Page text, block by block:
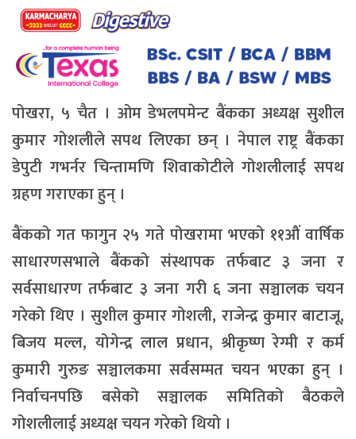
पोखरा, ५ चैत । ओम डेभलपमेन्ट बैंकका अध्यक्ष सुशील
कुमार गोशलीले सपथ लिएका छन् । नेपाल राष्ट्र बैंकका
डेपुटी गभर्नर चिन्तामणि शिवाकोटीले गोशलीलाई सपथ
ग्रहण गराएका हुन् ।
बैंकको गत फागुन २५ गते पोखरामा भएको ११औं वार्षिक
साधारणसभाले बैंकको संस्थापक तर्फबाट ३ जना र
सर्वसाधारण तर्फबाट ३ जना गरी ६ जना सञ्चालक चयन
गरेको थिए । सुशील कुमार गोशली, राजेन्द्र कुमार बाटाजू,
बिजय मल्ल, योगेन्द्र लाल प्रधान, श्रीकृष्ण रेग्मी र कर्म
कुमारी गुरुङ सञ्चालकमा सर्वसम्मत चयन भएका हुन् ।
निर्वाचनपछि बसेको सञ्चालक समितिको बैठकले
गोशलीलाई अध्यक्ष चयन गरेको थियो ।